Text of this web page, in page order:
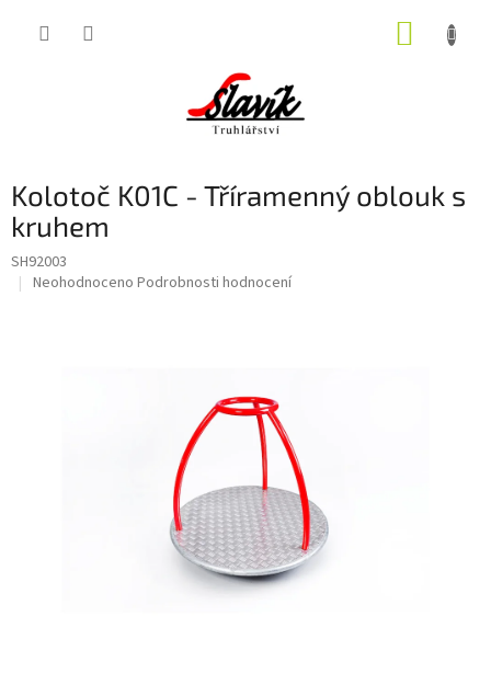
Kolotoč K01C - Tříramenný oblouk s
kruhem
SH92003
Průměrné
Neohodnoceno Podrobnosti hodnocení